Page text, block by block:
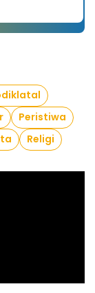
Peristiwa
Religi